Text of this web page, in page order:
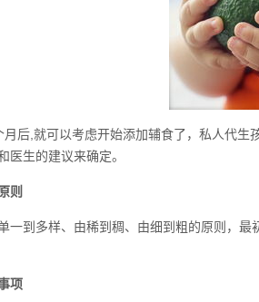
后,就可以考虑开始添加辅食了，私人代
医生的建议来确定。
则
一到多样、由稀到稠、由细到粗的原则，
项